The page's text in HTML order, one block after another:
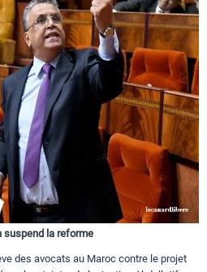
suspend la reforme
des avocats au Maroc contre le projet